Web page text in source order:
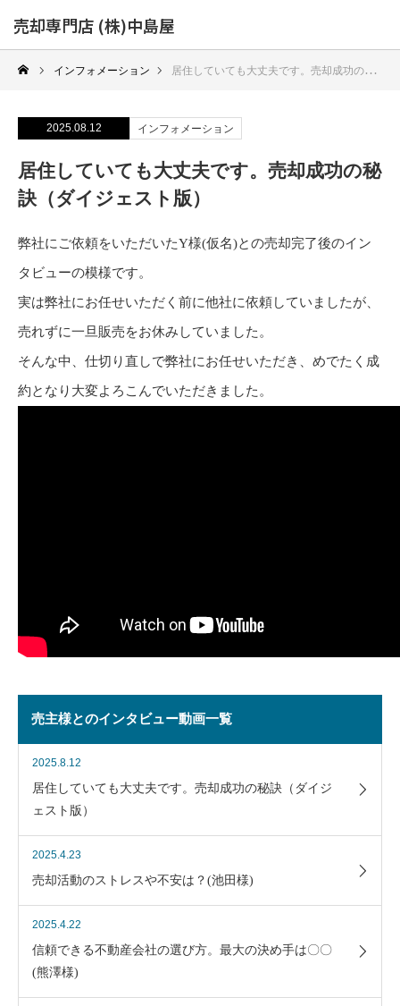
売却専門店 (株)中島屋
インフォメーション 居住していても大丈夫です。売却成功の秘訣（ダイジェスト版）
2025.08.12 インフォメーション
居住していても大丈夫です。売却成功の秘
訣（ダイジェスト版）
弊社にご依頼をいただいたY様(仮名)との売却完了後のイン
タビューの模様です。
実は弊社にお任せいただく前に他社に依頼していましたが、
売れずに一旦販売をお休みしていました。
そんな中、仕切り直しで弊社にお任せいただき、めでたく成
約となり大変よろこんでいただきました。
売主様とのインタビュー動画一覧
2025.8.12
居住していても大丈夫です。売却成功の秘訣（ダイジ
ェスト版）
2025.4.23
売却活動のストレスや不安は？(池田様)
2025.4.22
信頼できる不動産会社の選び方。最大の決め手は〇〇
(熊澤様)